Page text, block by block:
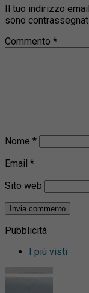
Il tuo indirizzo
sono
Commento *
Nome *
Email *
Sito web
Pubblicità
I più visti